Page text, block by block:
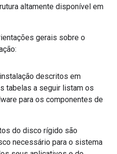
altamente disponível em
gerais sobre o
descritos em
tabelas a seguir listam os
para os componentes de
do disco rígido são
necessário para o sistema